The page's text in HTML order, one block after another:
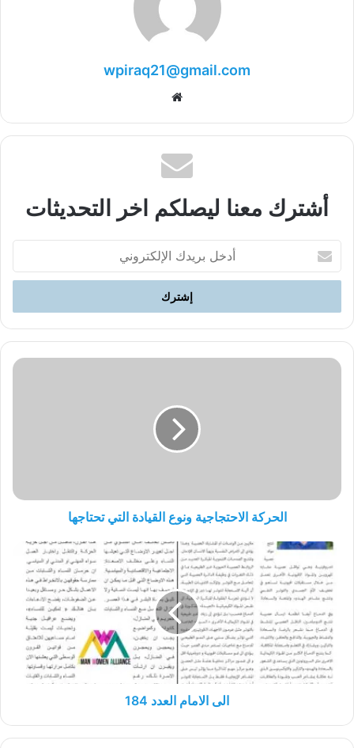
wpiraq21@gmail.com
أشترك معنا ليصلكم اخر التحديثات
بريدك
الإلكتروني
الحركة
الحركة الاحتجاجية ونوع القيادة التي تحتاجها
الى
الامام
العدد
184
الى الامام العدد 184